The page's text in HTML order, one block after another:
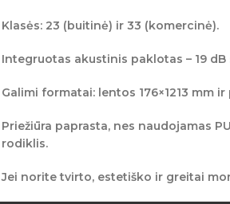
Klasės: 23 (buitinė) ir 33 (komercinė).
Integruotas akustinis paklotas – 19 dB
Galimi formatai: lentos 176×1213 mmir
Priežiūra paprasta, nes naudojamas
rodiklis.
Jei norite tvirto, estetiško ir greitai